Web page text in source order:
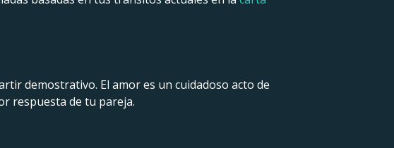
demostrativo. El amor es un cuidadoso acto de
respuesta de tu pareja.